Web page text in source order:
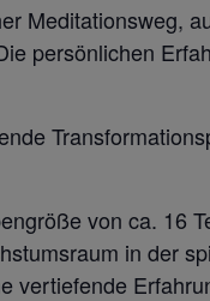
Meditationsweg,
persönlichen
von ca. 16
in der
vertiefende